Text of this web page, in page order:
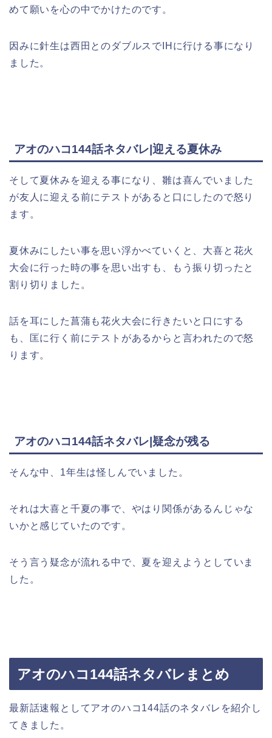
めて願いを心の中でかけたのです。
因みに針生は西田とのダブルスでIHに行ける事になり
ました。
アオのハコ144話ネタバレ|迎える夏休み
そして夏休みを迎える事になり、雛は喜んでいました
が友人に迎える前にテストがあると口にしたので怒り
ます。
夏休みにしたい事を思い浮かべていくと、大喜と花火
大会に行った時の事を思い出すも、もう振り切ったと
割り切りました。
話を耳にした菖蒲も花火大会に行きたいと口にする
も、匡に行く前にテストがあるからと言われたので怒
ります。
アオのハコ144話ネタバレ|疑念が残る
そんな中、1年生は怪しんでいました。
それは大喜と千夏の事で、やはり関係があるんじゃな
いかと感じていたのです。
そう言う疑念が流れる中で、夏を迎えようとしていま
した。
アオのハコ144話ネタバレまとめ
最新話速報としてアオのハコ144話のネタバレを紹介し
てきました。